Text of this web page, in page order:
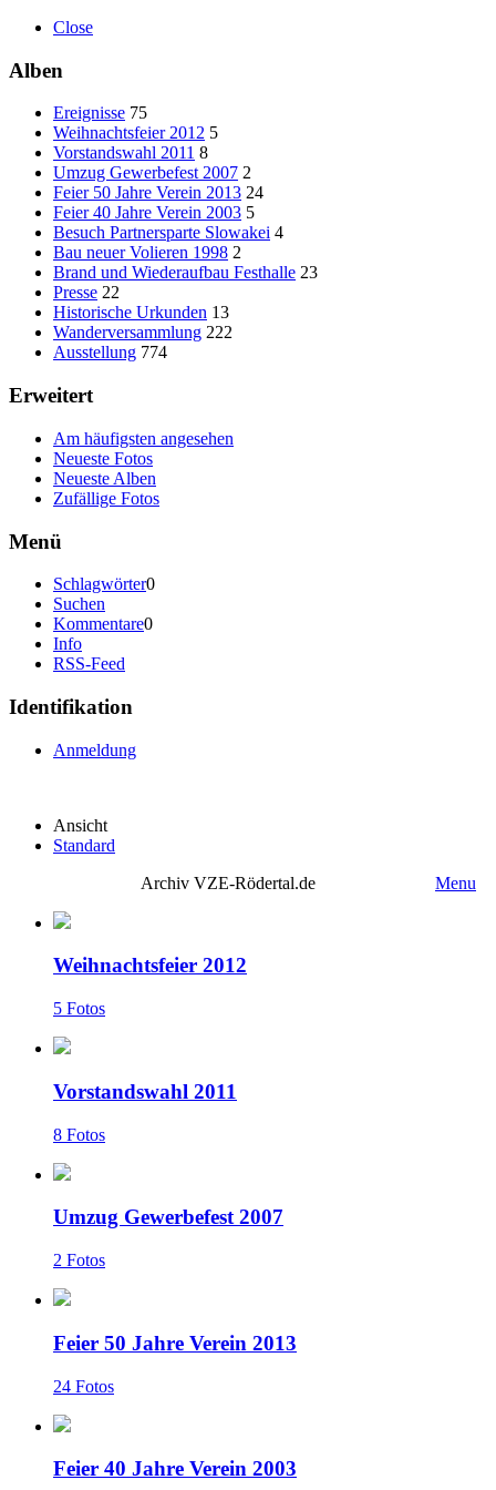
Close
Alben
Ereignisse 75
Weihnachtsfeier 2012 5
Vorstandswahl 2011 8
Umzug Gewerbefest 2007 2
Feier 50 Jahre Verein 2013 24
Feier 40 Jahre Verein 2003 5
Besuch Partnersparte Slowakei 4
Bau neuer Volieren 1998 2
Brand und Wiederaufbau Festhalle 23
Presse 22
Historische Urkunden 13
Wanderversammlung 222
Ausstellung 774
Erweitert
Am häufigsten angesehen
Neueste Fotos
Neueste Alben
Zufällige Fotos
Menü
Schlagwörter0
Suchen
Kommentare0
Info
RSS-Feed
Identifikation
Anmeldung
Ansicht
Standard
Archiv VZE-Rödertal.de
Menu
Weihnachtsfeier 2012
5 Fotos
Vorstandswahl 2011
8 Fotos
Umzug Gewerbefest 2007
2 Fotos
Feier 50 Jahre Verein 2013
24 Fotos
Feier 40 Jahre Verein 2003